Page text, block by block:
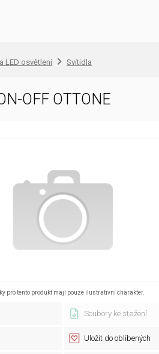
LED osvětlení Svítidla
OFF OTTONE
pro tento produkt mají pouze ilustrativní charakter.
Soubory ke stažení
Uložit do oblíbených